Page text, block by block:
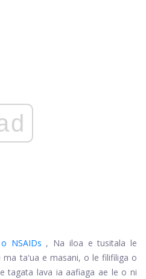
NSAIDs , Na iloa e tusitala le
taʻua e masani, o le filifiliga o
tagata lava ia aafiaga ae le o ni